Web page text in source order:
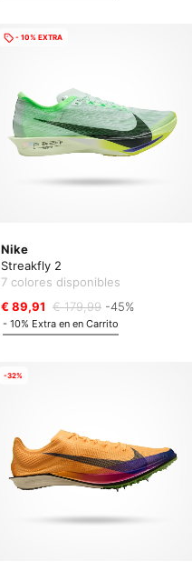
Nike
Streakfly 2
7 colores disponibles
€ 89,91 € 179,99 -45%
- 10% Extra en en Carrito
- 10% EXTRA
-32%